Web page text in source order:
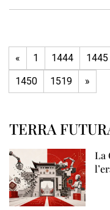
« 1 1444 1445
1450
1519 »
TERRA
La